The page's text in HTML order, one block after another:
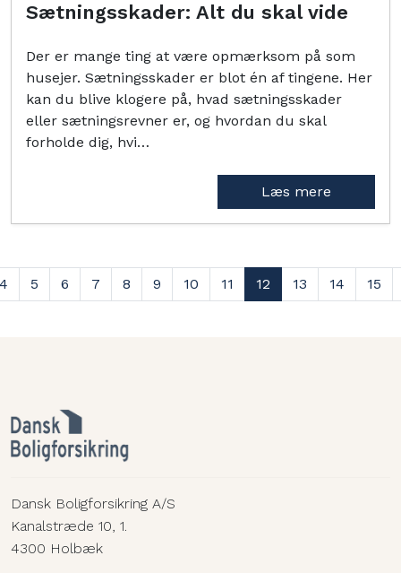
Sætningsskader: Alt du skal vide
Der er mange ting at være opmærksom på som
husejer. Sætningsskader er blot én af tingene. Her
kan du blive klogere på, hvad sætningsskader
eller sætningsrevner er, og hvordan du skal
forholde dig, hvi…
Læs mere
5 6 7 8 9 10 11 12 13 14 15
Dansk Boligforsikring A/S
Kanalstræde 10, 1.
4300 Holbæk